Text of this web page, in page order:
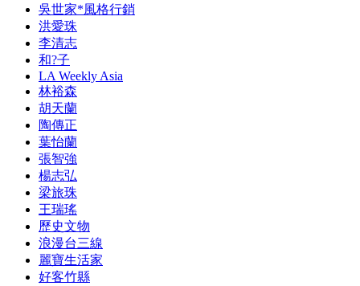
吳世家*風格行銷
洪愛珠
李清志
和?子
LA Weekly Asia
林裕森
胡天蘭
陶傳正
葉怡蘭
張智強
楊志弘
梁旅珠
王瑞瑤
歷史文物
浪漫台三線
麗寶生活家
好客竹縣